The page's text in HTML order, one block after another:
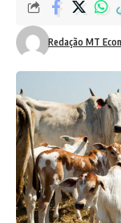
Redação MT